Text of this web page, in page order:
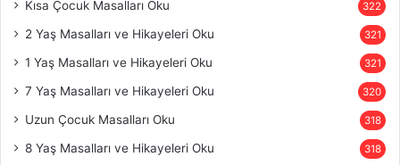
Kısa Çocuk Masalları Oku 322
2 Yaş Masalları ve Hikayeleri Oku 321
1 Yaş Masalları ve Hikayeleri Oku 321
7 Yaş Masalları ve Hikayeleri Oku 320
Uzun Çocuk Masalları Oku 318
8 Yaş Masalları ve Hikayeleri Oku 318